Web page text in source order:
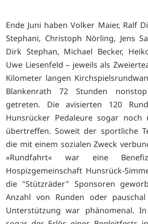
Ende Juni haben Volker Maier, Ralf
Stephani, Christoph Nörling, Jens
Dirk Stephan, Michael Becker,
Uwe Liesenfeld – jeweils als
Kilometer langen
Blankenrath 72 Stunden
getreten. Die avisierten 120
Hunsrücker Pedaleure sogar noch
übertreffen. Soweit der sportliche
die mit einem sozialen Zweck
»Rundfahrt« war eine
Hospizgemeinschaft Hunsrück-
die "Stützräder" Sponsoren
Anzahl von Runden oder
Unterstützung war phänomenal.